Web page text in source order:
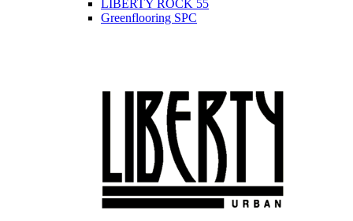
LIBERTY ROCK 55
Greenflooring SPC